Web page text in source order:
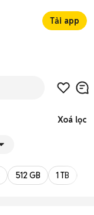
Tải app
Xoá lọc
512 GB 1 TB